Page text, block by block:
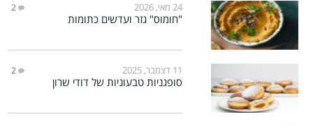
24 מאי, 2026 2
"חומוס" גזר ועדשים כתומות
11 דצמבר, 2025 2
סופגניות טבעוניות של דודי שרון